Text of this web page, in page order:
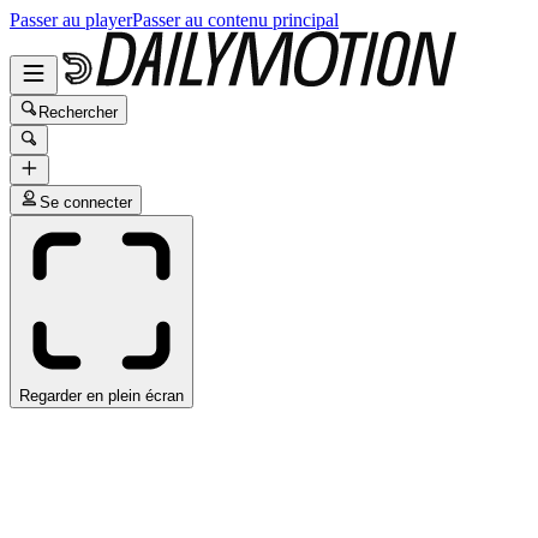
Passer au playerPasser au contenu principal
Rechercher
Se connecter
Regarder en plein écran